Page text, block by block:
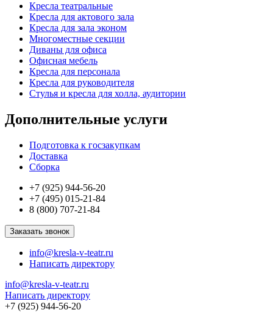
Кресла театральные
Кресла для актового зала
Кресла для зала эконом
Многоместные секции
Диваны для офиса
Офисная мебель
Кресла для персонала
Кресла для руководителя
Стулья и кресла для холла, аудитории
Дополнительные услуги
Подготовка к госзакупкам
Доставка
Сборка
+7 (925) 944-56-20
+7 (495) 015-21-84
8 (800) 707-21-84
Заказать звонок
info@kresla-v-teatr.ru
Написать директору
info@kresla-v-teatr.ru
Написать директору
+7 (925) 944-56-20